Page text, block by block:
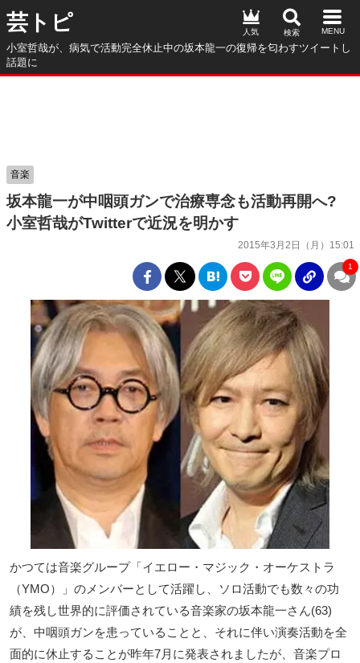
芸トピ
小室哲哉が、病気で活動完全休止中の坂本龍一の復帰を匂わすツイートし
話題に
人気
坂本龍一が中咽頭ガンで治療専念も活動再開へ?
小室哲哉がTwitterで近況を明かす
2015年3月2日（月）15:01
音楽
1
かつては音楽グループ「イエロー・マジック・オーケストラ
（YMO）」のメンバーとして活躍し、ソロ活動でも数々の功
績を残し世界的に評価されている音楽家の坂本龍一さん(63)
が、中咽頭ガンを患っていることと、それに伴い演奏活動を全
面的に休止することが昨年7月に発表されましたが、音楽プロ